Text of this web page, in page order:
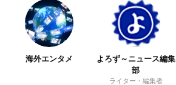
海外エンタメ
よろず～ニュース編集
部
ライター・編集者